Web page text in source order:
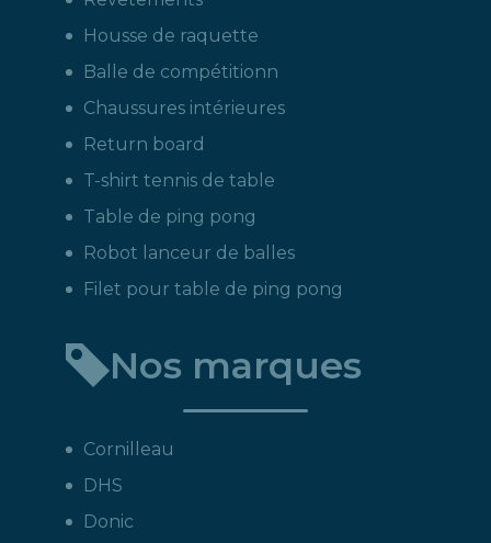
Housse de raquette
Balle de compétitionn
Chaussures intérieures
Return board
T-shirt tennis de table
Table de ping pong
Robot lanceur de balles
Filet pour table de ping pong
Nos marques
Cornilleau
DHS
Donic